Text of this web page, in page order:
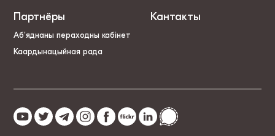
Партнёры
Аб’яднаны пераходны кабінет
Каардынацыйная рада
Кантакты